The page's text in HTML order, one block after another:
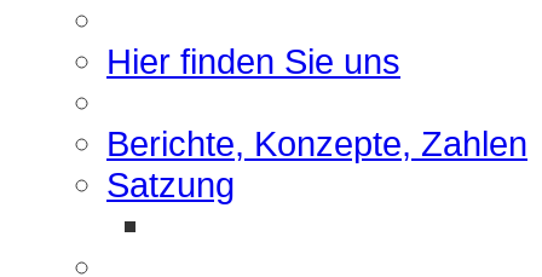
Hier finden Sie uns
Berichte, Konzepte, Zahlen
Satzung